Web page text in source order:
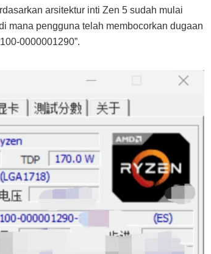
arsitektur inti Zen 5 sudah mulai
mana pengguna telah membocorkan dugaan
0000001290”.